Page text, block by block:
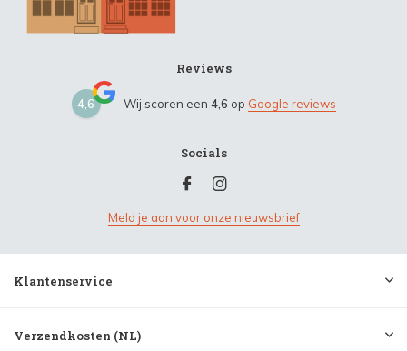
Reviews
4,6 Wij scoren een 4,6 op Google reviews
Socials
Meld je aan voor onze nieuwsbrief
Klantenservice
Verzendkosten (NL)